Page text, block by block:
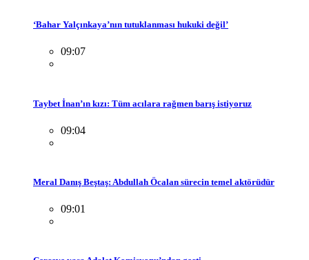
‘Bahar Yalçınkaya’nın tutuklanması hukuki değil’
09:07
Taybet İnan’ın kızı: Tüm acılara rağmen barış istiyoruz
09:04
Meral Danış Beştaş: Abdullah Öcalan sürecin temel aktörüdür
09:01